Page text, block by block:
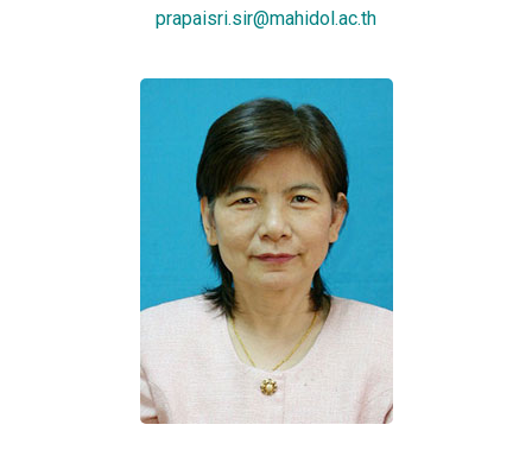
prapaisri.sir@mahidol.ac.th